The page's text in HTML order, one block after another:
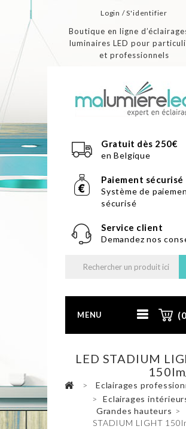
Login / S'identifier
Boutique en ligne
luminaires LED pour
et professionnels
Gratuit dès 250€
en Belgique
Paiement sécurisé
Système de
sécurisé
Service client
Demandez nos
MENU
LED STADIUM
>
Eclairages
>
Eclairages
Grandes hauteurs >
STADIUM LIGHT